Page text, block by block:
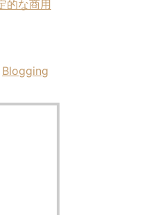
的な商用
Blogging